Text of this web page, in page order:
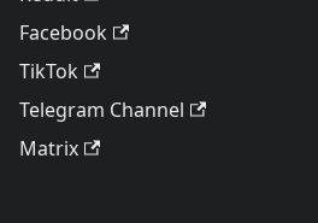
Facebook
TikTok
Telegram Channel
Matrix